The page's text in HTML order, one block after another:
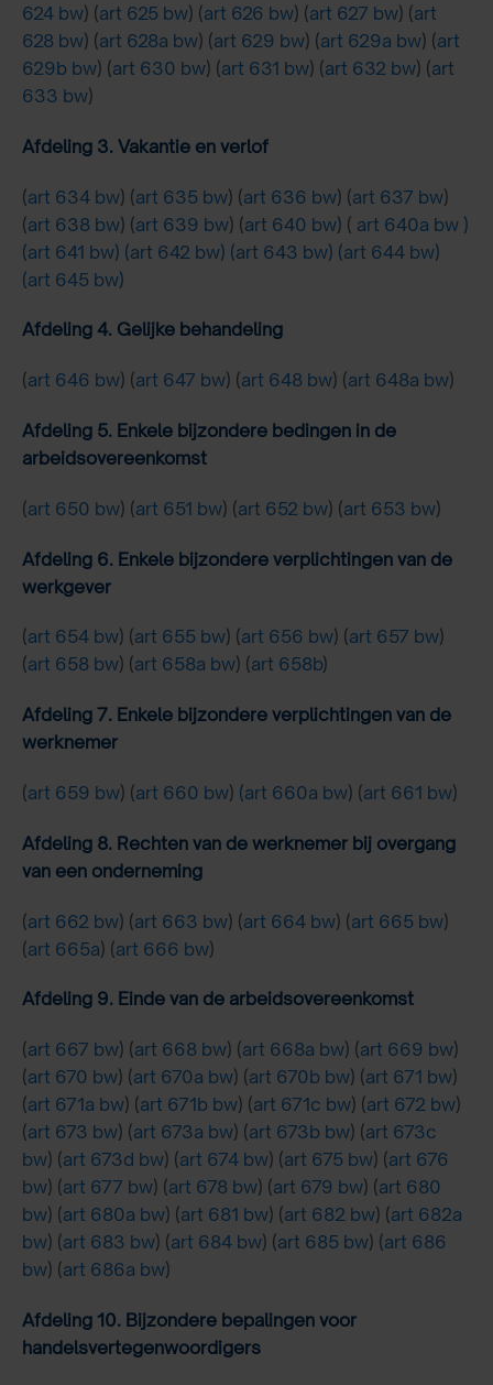
624 bw) (art 625 bw) (art 626 bw) (art 627 bw) (art
628 bw) (art 628a bw) (art 629 bw) (art 629a bw) (art
629b bw) (art 630 bw) (art 631 bw) (art 632 bw) (art
633 bw)
Afdeling 3. Vakantie en verlof
(art 634 bw) (art 635 bw) (art 636 bw) (art 637 bw)
(art 638 bw) (art 639 bw) (art 640 bw) ( art 640a bw )
(art 641 bw) (art 642 bw) (art 643 bw) (art 644 bw)
(art 645 bw)
Afdeling 4. Gelijke behandeling
(art 646 bw) (art 647 bw) (art 648 bw) (art 648a bw)
Afdeling 5. Enkele bijzondere bedingen in de
arbeidsovereenkomst
(art 650 bw) (art 651 bw) (art 652 bw) (art 653 bw)
Afdeling 6. Enkele bijzondere verplichtingen van de
werkgever
(art 654 bw) (art 655 bw) (art 656 bw) (art 657 bw)
(art 658 bw) (art 658a bw) (art 658b)
Afdeling 7. Enkele bijzondere verplichtingen van de
werknemer
(art 659 bw) (art 660 bw) (art 660a bw) (art 661 bw)
Afdeling 8. Rechten van de werknemer bij overgang
van een onderneming
(art 662 bw) (art 663 bw) (art 664 bw) (art 665 bw)
(art 665a) (art 666 bw)
Afdeling 9. Einde van de arbeidsovereenkomst
(art 667 bw) (art 668 bw) (art 668a bw) (art 669 bw)
(art 670 bw) (art 670a bw) (art 670b bw) (art 671 bw)
(art 671a bw) (art 671b bw) (art 671c bw) (art 672 bw)
(art 673 bw) (art 673a bw) (art 673b bw) (art 673c
bw) (art 673d bw) (art 674 bw) (art 675 bw) (art 676
bw) (art 677 bw) (art 678 bw) (art 679 bw) (art 680
bw) (art 680a bw) (art 681 bw) (art 682 bw) (art 682a
bw) (art 683 bw) (art 684 bw) (art 685 bw) (art 686
bw) (art 686a bw)
Afdeling 10. Bijzondere bepalingen voor
handelsvertegenwoordigers